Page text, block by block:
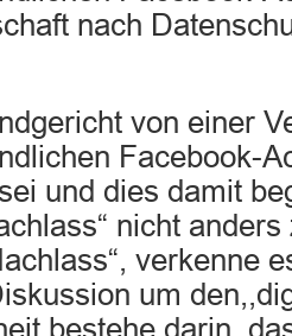
nach
von einer
Facebook-
und dies damit
nicht
verkenne
um
bestehe darin,